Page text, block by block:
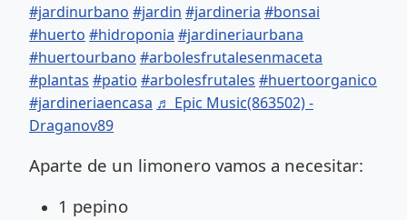
#jardinurbano #jardin #jardineria #bonsai
#huerto #hidroponia #jardineriaurbana
#huertourbano #arbolesfrutalesenmaceta
#plantas #patio #arbolesfrutales #huertoorganico
#jardineriaencasa ♬ Epic Music(863502) -
Draganov89
Aparte de un limonero vamos a necesitar:
1 pepino